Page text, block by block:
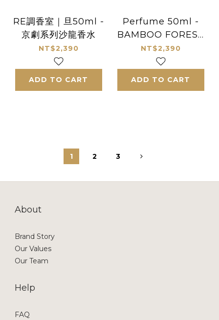
RE調香室｜旦50ml -
京劇系列沙龍香水
NT$2,390
ADD TO CART
Perfume 50ml -
BAMBOO FOREST
IN THE REIN
NT$2,390
ADD TO CART
1 2 3
About
Brand Story
Our Values
Our Team
Help
FAQ